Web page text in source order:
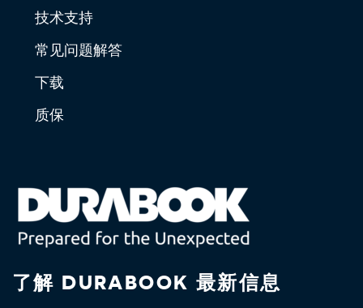
技术支持
常见问题解答
下载
质保
了解 DURABOOK 最新信息